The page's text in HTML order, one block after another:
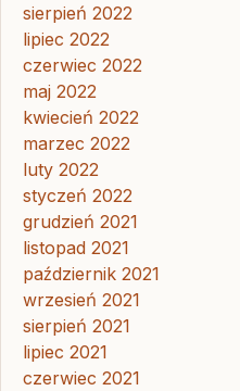
sierpień 2022
lipiec 2022
czerwiec 2022
maj 2022
kwiecień 2022
marzec 2022
luty 2022
styczeń 2022
grudzień 2021
listopad 2021
październik 2021
wrzesień 2021
sierpień 2021
lipiec 2021
czerwiec 2021